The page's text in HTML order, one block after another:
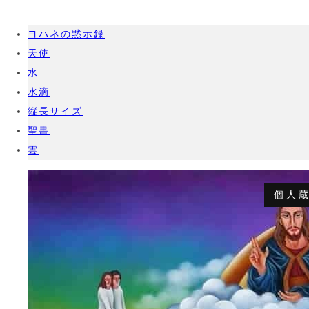
ヨハネの黙示録
天使
水
水滴
縦長サイズ
聖書
雲
個人